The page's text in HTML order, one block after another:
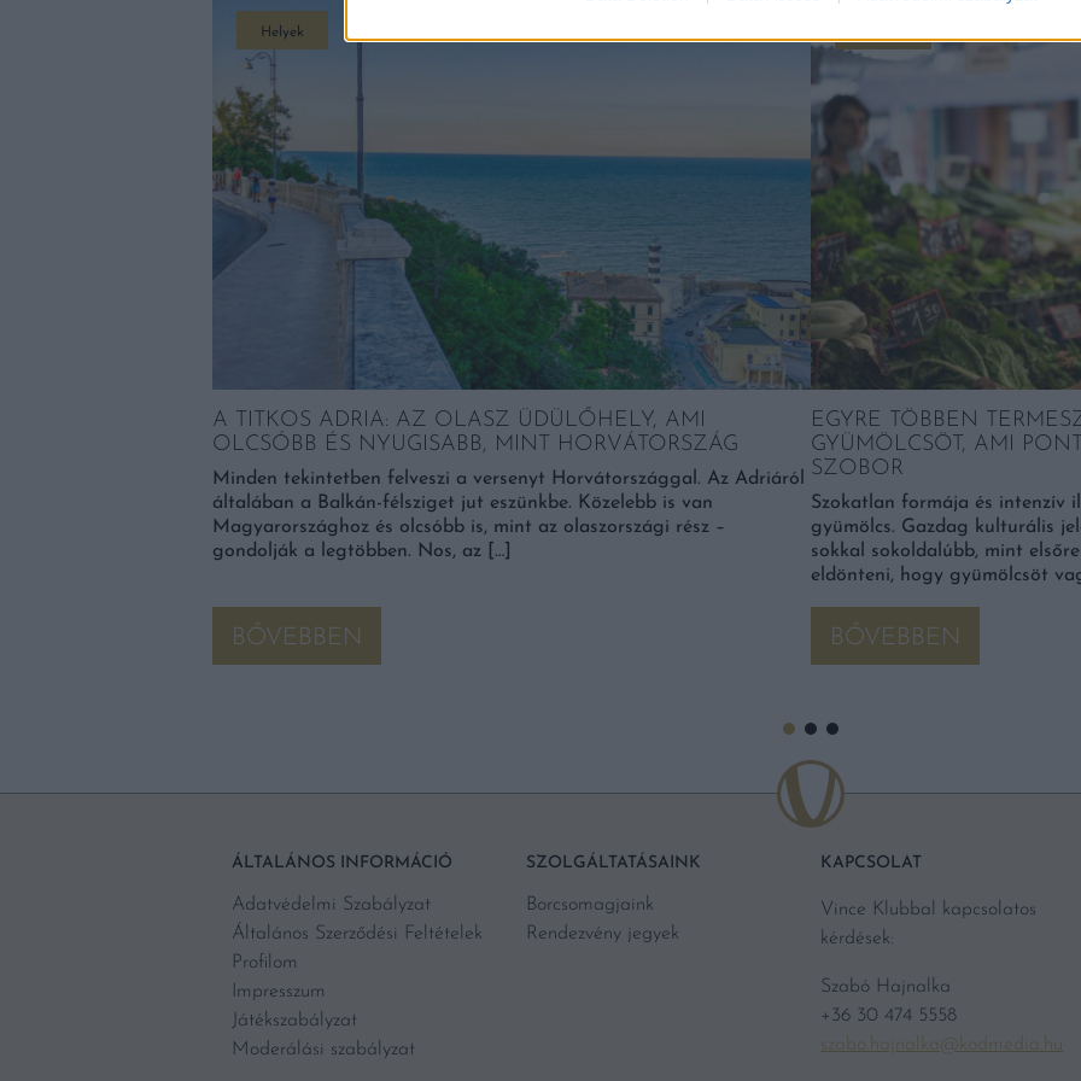
Helyek
A TITKOS ADRIA: AZ OLASZ ÜDÜLŐHELY, AMI
OLCSÓBB ÉS NYUGISABB, MINT HORVÁTORSZÁG
Minden tekintetben felveszi a versenyt Horvátországgal. Az Adriáról
általában a Balkán-félsziget jut eszünkbe. Közelebb is van
Magyarországhoz és olcsóbb is, mint az olaszországi rész –
gondolják a legtöbben. Nos, az […]
BŐVEBBEN
EGYRE TÖBBEN
GYÜMÖLCSÖT, AMI
SZOBOR
Szokatlan formája és intenzív
gyümölcs. Gazdag kulturális
sokkal sokoldalúbb, mint
eldönteni, hogy gyümölcsöt
BŐVEBBEN
ÁLTALÁNOS INFORMÁCIÓ
Adatvédelmi Szabályzat
Általános Szerződési Feltételek
Profilom
Impresszum
Játékszabályzat
Moderálási szabályzat
SZOLGÁLTATÁSAINK
Borcsomagjaink
Rendezvény jegyek
KAPCSOLAT
Vince Klubbal kapcsolatos
kérdések:
Szabó Hajnalka
+36 30 474 5558
szabo.hajnalka@kodmedia.hu